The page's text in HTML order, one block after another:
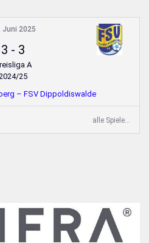
Juni 2025
3 - 3
A
25
– FSV Dippoldiswalde
alle Spiele...